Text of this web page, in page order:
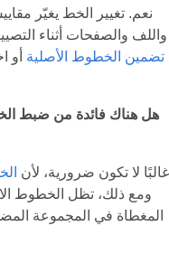
نعم. تغيير الخط يغيّر
واللف والصفحات أثناء
تضمين الخطوط الأصلية أو
هل هناك فائدة من ضبط
غالبًا لا تكون ضرورية، لأن
ومع ذلك، تظل الخطوط
المغطاة في المجموعة